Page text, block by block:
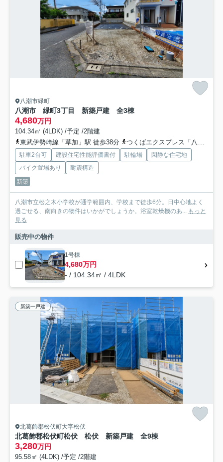
八潮市緑町
八潮市 緑町3丁目 新築戸建 全3棟
4,680万円
104.34㎡ (4LDK) /予定 /2階建
東武伊勢崎線「草加」駅 徒歩38分
つくばエクスプレス「八潮」駅 徒歩35分
駐車2台可 建設住宅性能評価書付 駐輪場
閑静な住宅地
バイク置場あり
耐震構造
新築
八潮市立松之木小学校が通学範囲内、学校まで徒歩6分。日中心地よく
過ごせる、南向きの物件はいかがでしょうか。浴室乾燥機のあ...
もっと
見る
販売中の物件
1号棟
4,680万円
- / 104.34㎡ / 4LDK
新築一戸建
北葛飾郡松伏町大字松伏
北葛飾郡松伏町松伏 松伏 新築戸建 全9棟
3,280万円
95.58㎡ (4LDK) /予定 /2階建